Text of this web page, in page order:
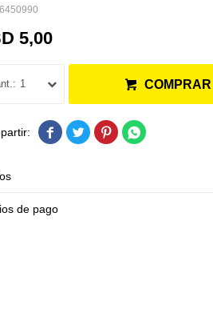
5,00
1 COMPRAR
   
de pago